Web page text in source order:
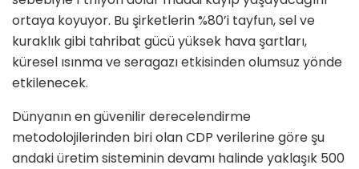
ortaya koyuyor. Bu şirketlerin %80’i tayfun, sel ve
kuraklık gibi tahribat gücü yüksek hava şartları,
küresel ısınma ve seragazı etkisinden olumsuz yönde
etkilenecek.
Dünyanın en güvenilir derecelendirme
metodolojilerinden biri olan CDP verilerine göre şu
andaki üretim sisteminin devamı halinde yaklaşık 500